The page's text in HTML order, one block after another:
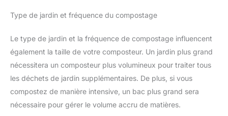
Type de jardin et fréquence du compostage
Le type de jardin et la fréquence de compostage influencent
également la taille de votre composteur. Un jardin plus grand
nécessitera un composteur plus volumineux pour traiter tous
les déchets de jardin supplémentaires. De plus, si vous
compostez de manière intensive, un bac plus grand sera
nécessaire pour gérer le volume accru de matières.